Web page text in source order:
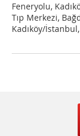
Feneryolu,
Tıp Merkezi,
Kadıköy/